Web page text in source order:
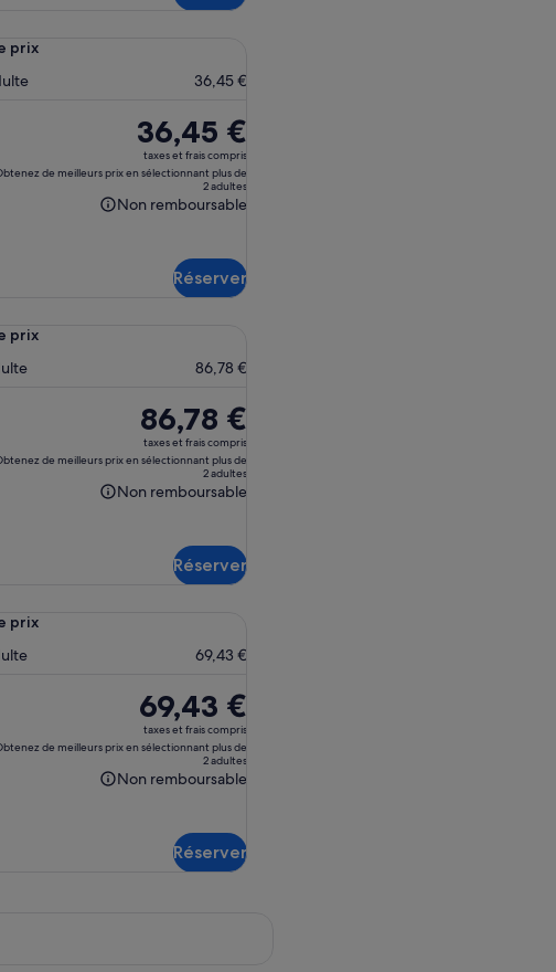
prix
36,45 €
Le
prix
est
de 36,45 €.
36,45 €
taxes et frais compris
de meilleurs prix en sélectionnant plus de
2 adultes
Non remboursable
Non
Réserver
prix
86,78 €
Le
prix
est
de 86,78 €.
86,78 €
taxes et frais compris
de meilleurs prix en sélectionnant plus de
2 adultes
Non remboursable
Non
Réserver
prix
69,43 €
Le
prix
est
de 69,43 €.
69,43 €
taxes et frais compris
de meilleurs prix en sélectionnant plus de
2 adultes
Non remboursable
Non
Réserver